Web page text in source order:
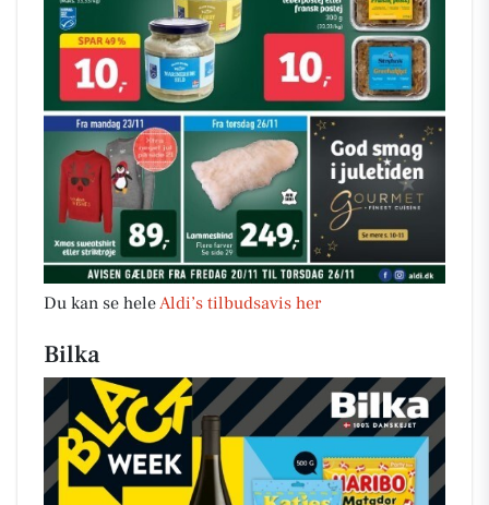
Du kan se heleAldi’s tilbudsavis her
Bilka